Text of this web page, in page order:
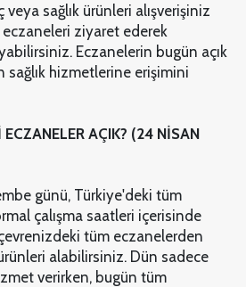
sağlık ürünleri alışverişiniz
ziyaret ederek
Eczanelerin bugün açık
sağlık hizmetlerine erişimini
AÇIK? (24 NİSAN
günü, Türkiye'deki tüm
çalışma saatleri içerisinde
çevrenizdeki tüm eczanelerden
alabilirsiniz. Dün sadece
verirken, bugün tüm